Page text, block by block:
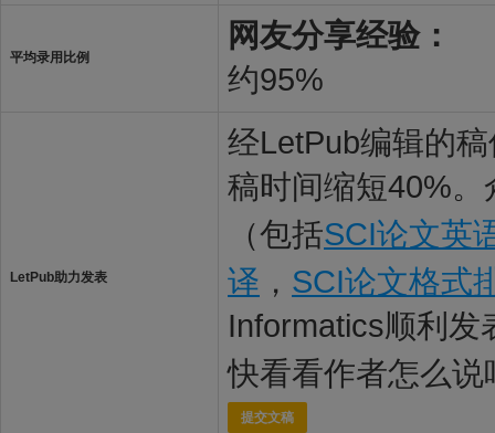
平均录用比例
网友分享经验：
约95%
LetPub助力发表
经LetPub编辑的
稿时间缩短40%
（包括SCI论文英
译 ， SCI论文格式
Informatics顺利发
快看看作者怎么说
提交文稿